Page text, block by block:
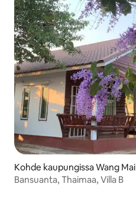
Kohde kaupungissa Wang Mai
Bansuanta, Thaimaa, Villa B